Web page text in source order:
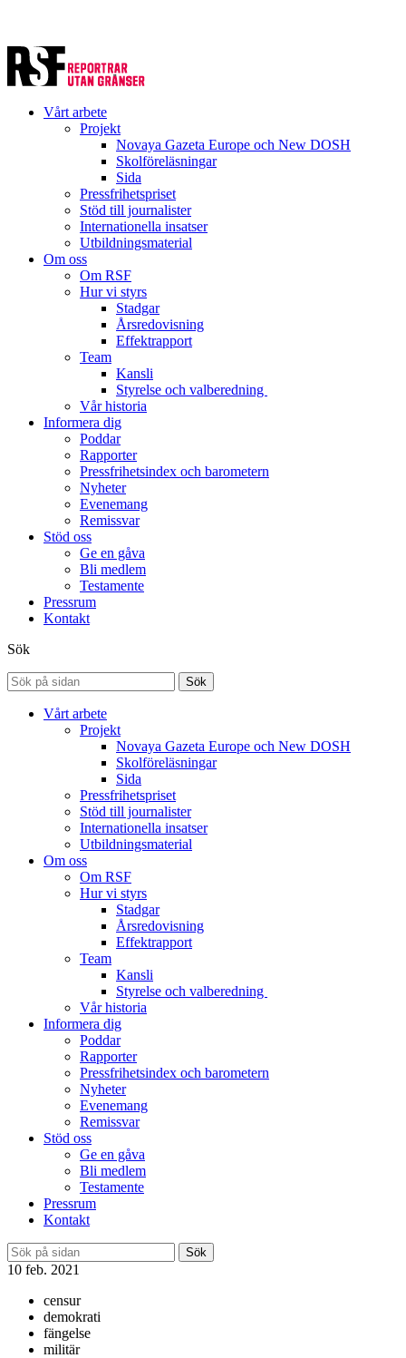
Vårt arbete
Projekt
Novaya Gazeta Europe och New DOSH
Skolföreläsningar
Sida
Pressfrihetspriset
Stöd till journalister
Internationella insatser
Utbildningsmaterial
Om oss
Om RSF
Hur vi styrs
Stadgar
Årsredovisning
Effektrapport
Team
Kansli
Styrelse och valberedning
Vår historia
Informera dig
Poddar
Rapporter
Pressfrihetsindex och barometern
Nyheter
Evenemang
Remissvar
Stöd oss
Ge en gåva
Bli medlem
Testamente
Pressrum
Kontakt
Sök
Sök
Vårt arbete
Projekt
Novaya Gazeta Europe och New DOSH
Skolföreläsningar
Sida
Pressfrihetspriset
Stöd till journalister
Internationella insatser
Utbildningsmaterial
Om oss
Om RSF
Hur vi styrs
Stadgar
Årsredovisning
Effektrapport
Team
Kansli
Styrelse och valberedning
Vår historia
Informera dig
Poddar
Rapporter
Pressfrihetsindex och barometern
Nyheter
Evenemang
Remissvar
Stöd oss
Ge en gåva
Bli medlem
Testamente
Pressrum
Kontakt
Sök
10 feb. 2021
censur
demokrati
fängelse
militär